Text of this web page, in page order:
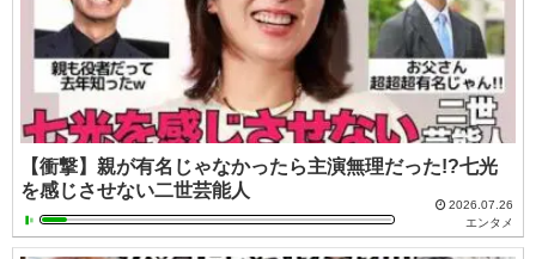
【衝撃】親が有名じゃなかったら主演無理だった!?七光
を感じさせない二世芸能人
2026.07.26
エンタメ